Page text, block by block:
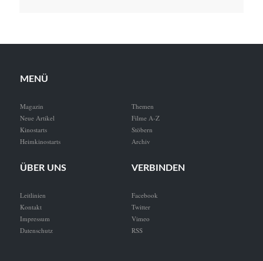
MENÜ
Magazin
Neue Artikel
Kinostarts
Heimkinostarts
Themen
Filme A-Z
Stöbern
Archiv
ÜBER UNS
Leitlinien
Kontakt
Impressum
Datenschutz
VERBINDEN
Facebook
Twitter
Vimeo
RSS